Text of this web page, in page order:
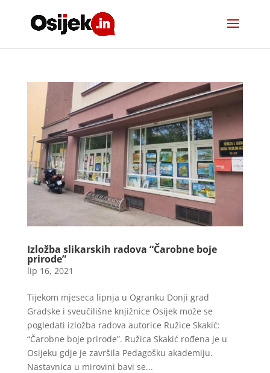
Izložba slikarskih radova “Čarobne boje
prirode”
lip 16, 2021
Tijekom mjeseca lipnja u Ogranku Donji grad
Gradske i sveučilišne knjižnice Osijek može se
pogledati izložba radova autorice Ružice Skakić:
“Čarobne boje prirode”. Ružica Skakić rođena je u
Osijeku gdje je završila Pedagošku akademiju.
Nastavnica u mirovini bavi se...